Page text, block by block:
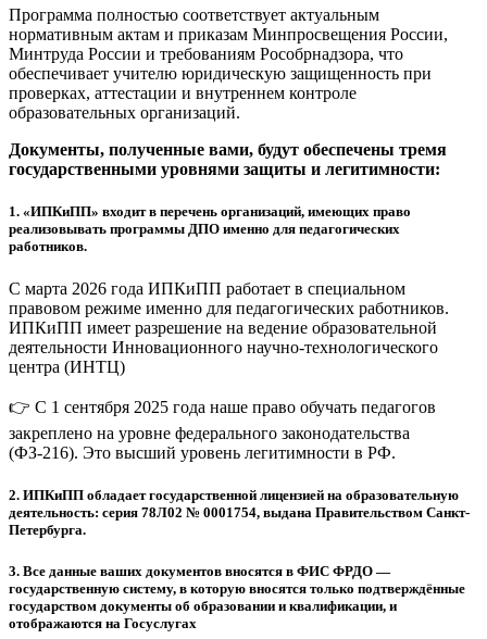
Программа полностью соответствует актуальным
нормативным актам и приказам Минпросвещения России,
Минтруда России и требованиям Рособрнадзора, что
обеспечивает учителю юридическую защищенность при
проверках, аттестации и внутреннем контроле
образовательных организаций.
Документы, полученные вами, будут обеспечены тремя
государственными уровнями защиты и легитимности:
1. «ИПКиПП» входит в перечень организаций, имеющих право
реализовывать программы ДПО именно для педагогических
работников.
С марта 2026 года ИПКиПП работает в специальном
правовом режиме именно для педагогических работников.
ИПКиПП имеет разрешение на ведение образовательной
деятельности Инновационного научно-технологического
центра (ИНТЦ)
👉 С 1 сентября 2025 года наше право обучать педагогов
закреплено на уровне федерального законодательства
(ФЗ-216). Это высший уровень легитимности в РФ.
2. ИПКиПП обладает государственной лицензией на образовательную
деятельность: серия 78Л02 № 0001754, выдана Правительством Санкт-
Петербурга.
3. Все данные ваших документов вносятся в ФИС ФРДО —
государственную систему, в которую вносятся только подтверждённые
государством документы об образовании и квалификации, и
отображаются на Госуслугах